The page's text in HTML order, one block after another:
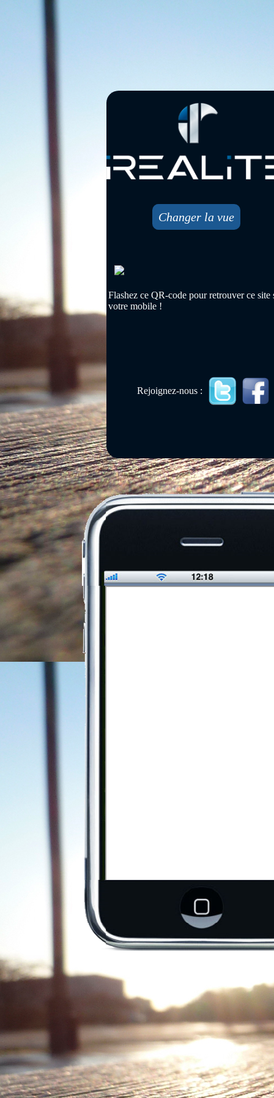
Changer la vue
Flashez ce QR-code pour retrouver ce site
votre mobile !
Rejoignez-nous :